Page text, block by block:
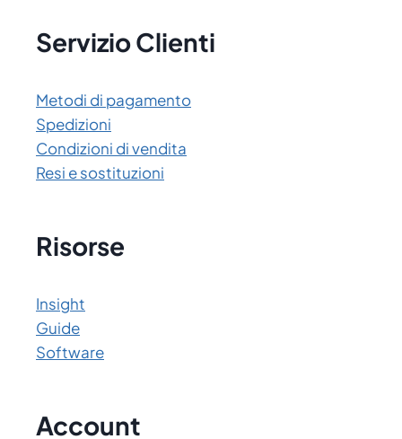
Servizio Clienti
Metodi di pagamento
Spedizioni
Condizioni di vendita
Resi e sostituzioni
Risorse
Insight
Guide
Software
Account